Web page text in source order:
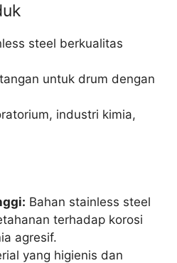
steel berkualitas
untuk drum dengan
industri kimia,
Bahan stainless steel
terhadap korosi
agresif.
yang higienis dan